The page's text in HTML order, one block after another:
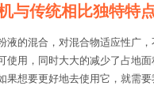
与传统相比独特特
的混合，对混合物适应性广
用，同时大大的减少了占地
想要更好地去使用它，就需